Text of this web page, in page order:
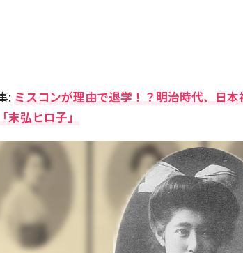
: ミスコンが理由で退学！？明治時代、日
末弘ヒロ子」